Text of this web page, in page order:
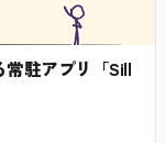
駐アプリ「Sill